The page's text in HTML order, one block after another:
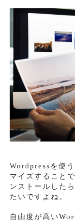
Wordpressを使
マイズすること
ンストールした
たいですよね。
自由度が高い